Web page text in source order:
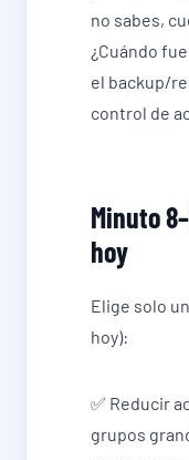
no sabes,
¿Cuándo
el backup/
control de
Minuto
hoy
Elige solo
hoy):
✅ Reducir
grupos